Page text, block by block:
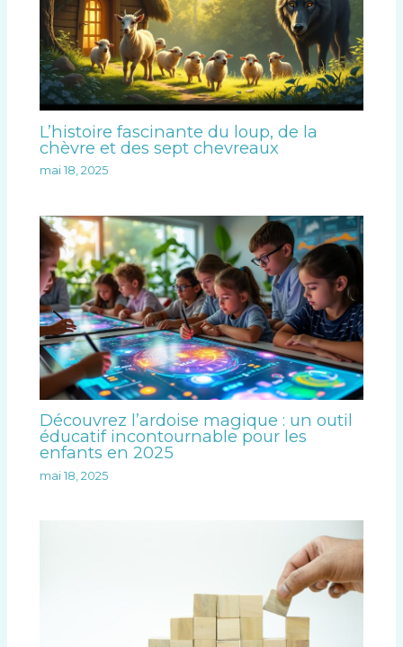
L’histoire fascinante du loup, de la
chèvre et des sept chevreaux
mai 18, 2025
Découvrez l’ardoise magique : un outil
éducatif incontournable pour les
enfants en 2025
mai 18, 2025